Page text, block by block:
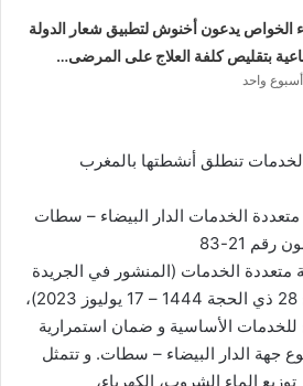
الخواص يدعون أخنوش لتطبيق شعار الدولة
بتقليص كلفة العلاج على المرضى…
واحد
تنطلق أنشطتها بالمغرب
الخدمات الدار البيضاء – سطات
21-83
متعددة الخدمات (المنشور في الجريدة
الرسمية عدد 7213 بتاريخ 28 ذي الحجة 1444 – 17 يوليوز 2023)،
الأساسية و ضمان استمرارية
جهة الدار البيضاء – سطات. و تتمثل
الماء الشروب، الكهرباء،